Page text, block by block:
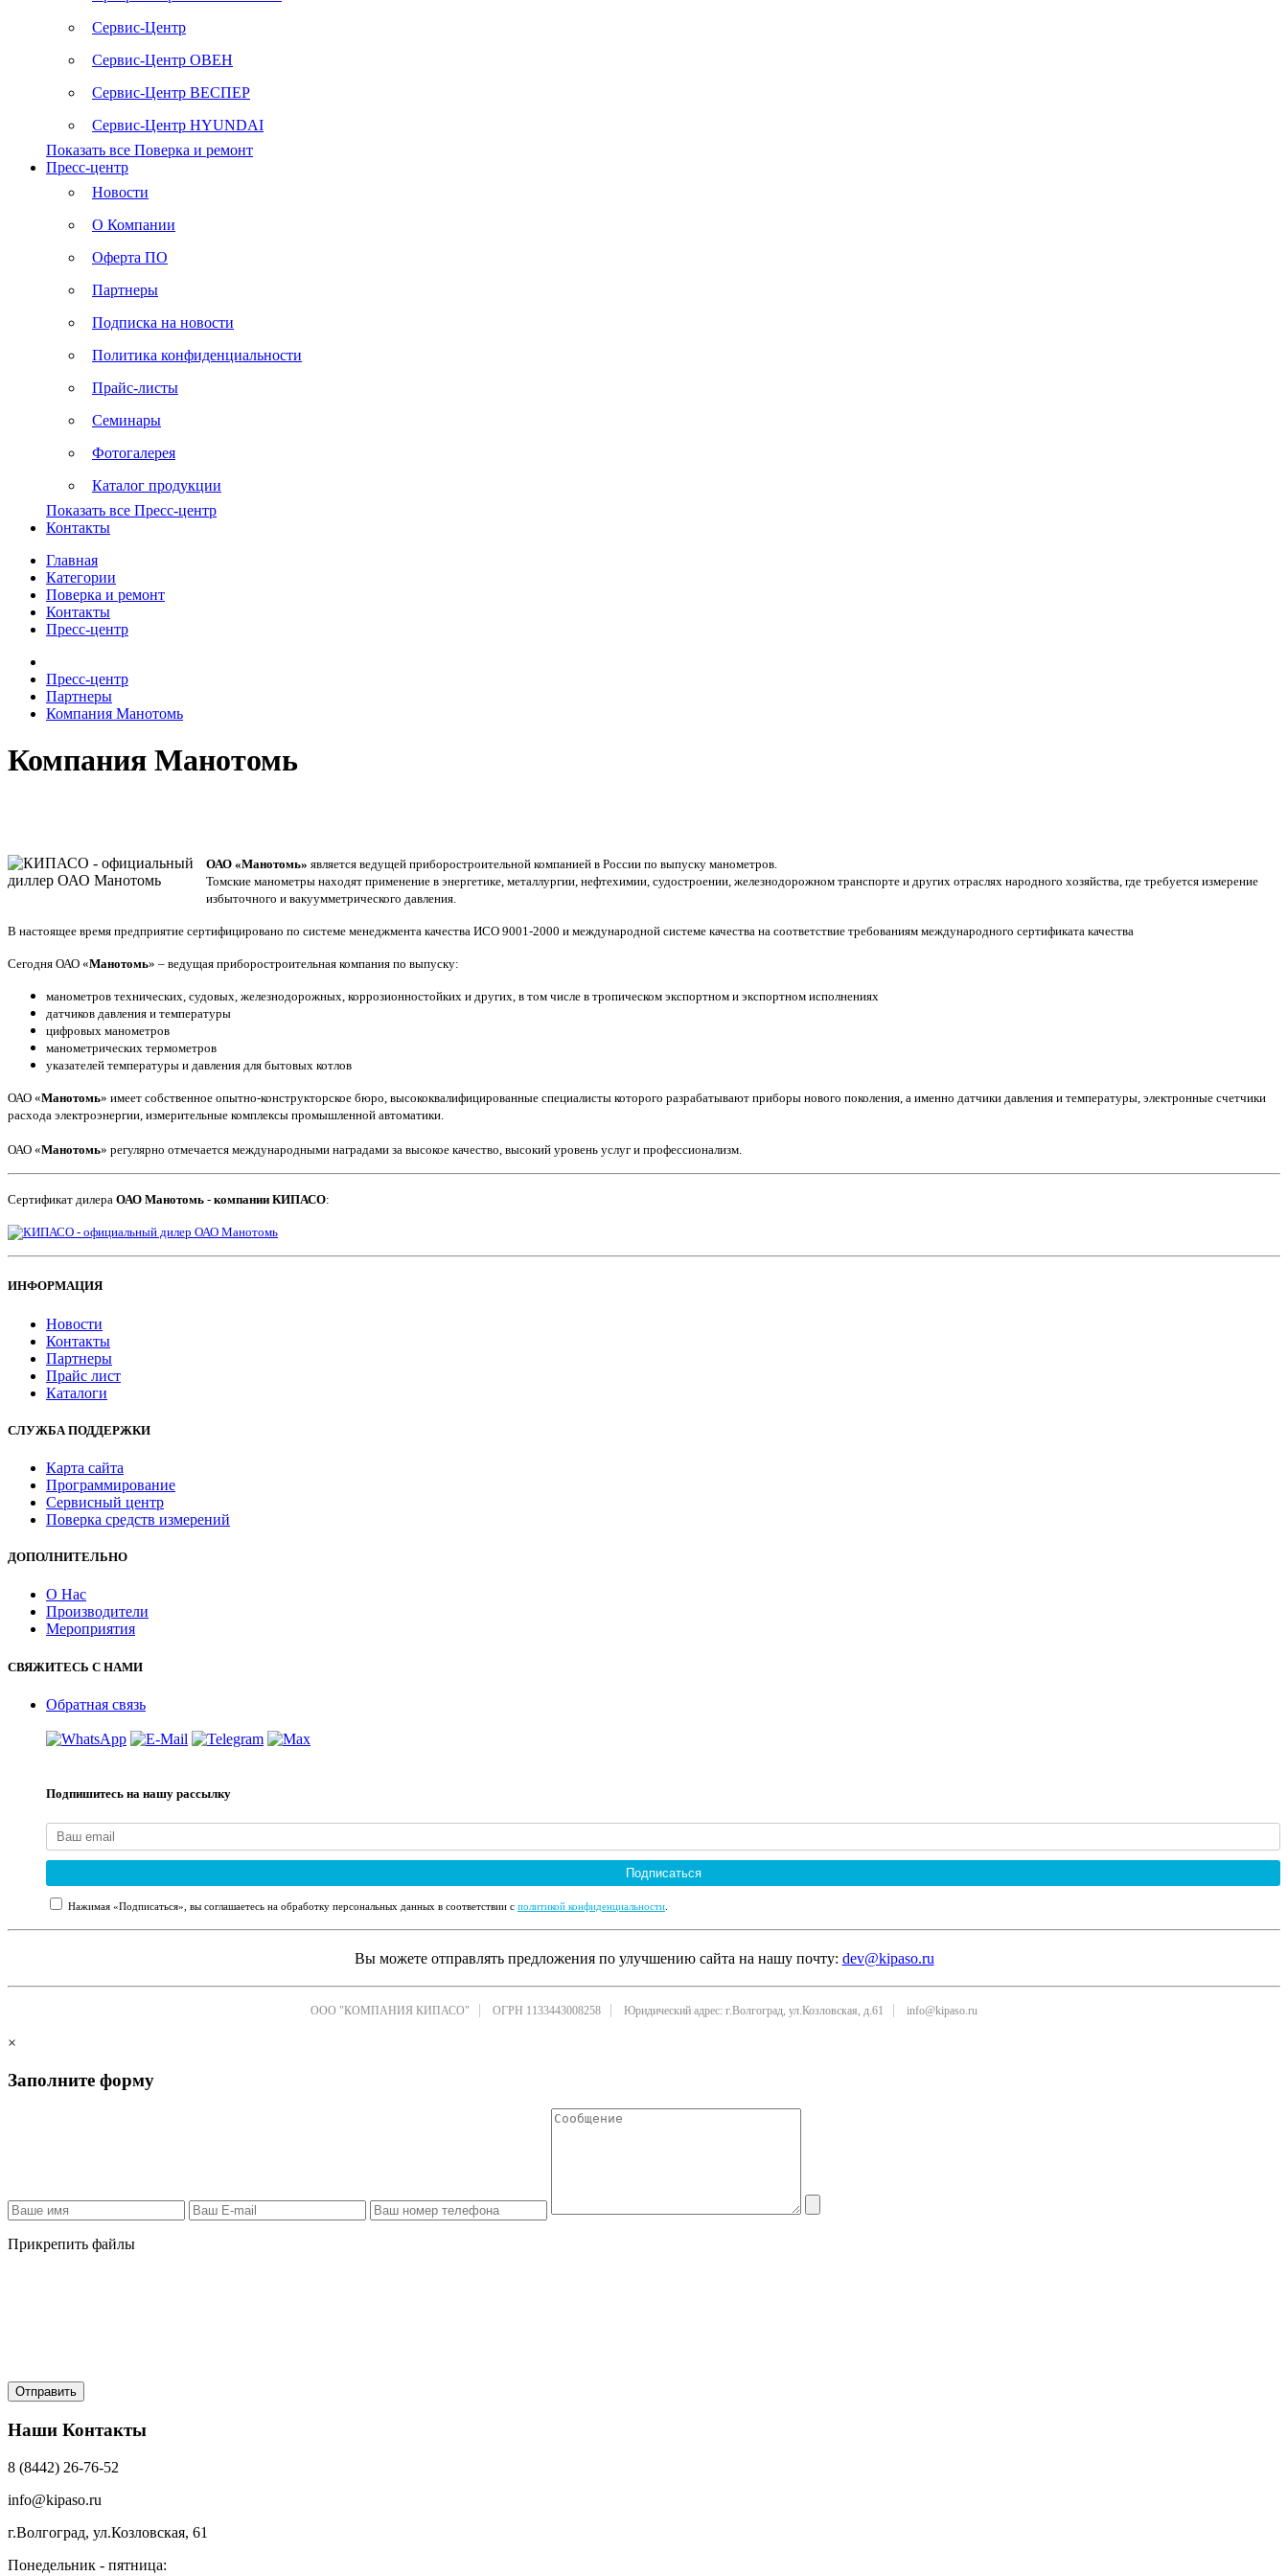
Сервис-Центр
Сервис-Центр ОВЕН
Сервис-Центр ВЕСПЕР
Сервис-Центр HYUNDAI
Показать все Поверка и ремонт
Пресс-центр
Новости
О Компании
Оферта ПО
Партнеры
Подписка на новости
Политика конфиденциальности
Прайс-листы
Семинары
Фотогалерея
Каталог продукции
Показать все Пресс-центр
Контакты
Главная
Категории
Поверка и ремонт
Контакты
Пресс-центр
Пресс-центр
Партнеры
Компания Манотомь
Компания Манотомь
ОАО «Манотомь» является ведущей приборостроительной компанией в России по выпуску манометров.
Томские манометры находят применение в энергетике, металлургии, нефтехимии, судостроении, железнодорожном транспорте и других отраслях народного хозяйства, где требуется измерение
избыточного и вакуумметрического давления.
В настоящее время предприятие сертифицировано по системе менеджмента качества ИСО 9001-2000 и международной системе качества на соответствие требованиям международного сертификата качества
Сегодня ОАО «Манотомь» – ведущая приборостроительная компания по выпуску:
манометров технических, судовых, железнодорожных, коррозионностойких и других, в том числе в тропическом экспортном и экспортном исполнениях
датчиков давления и температуры
цифровых манометров
манометрических термометров
указателей температуры и давления для бытовых котлов
ОАО «Манотомь» имеет собственное опытно-конструкторское бюро, высококвалифицированные специалисты которого разрабатывают приборы нового поколения, а именно датчики давления и температуры, электронные счетчики
расхода электроэнергии, измерительные комплексы промышленной автоматики.
ОАО «Манотомь» регулярно отмечается международными наградами за высокое качество, высокий уровень услуг и профессионализм.
Сертификат дилера ОАО Манотомь - компании КИПАСО:
ИНФОРМАЦИЯ
Новости
Контакты
Партнеры
Прайс лист
Каталоги
СЛУЖБА ПОДДЕРЖКИ
Карта сайта
Программирование
Сервисный центр
Поверка средств измерений
ДОПОЛНИТЕЛЬНО
О Нас
Производители
Мероприятия
СВЯЖИТЕСЬ С НАМИ
Обратная связь
Подпишитесь на нашу рассылку
Подписаться
Нажимая «Подписаться», вы соглашаетесь на обработку персональных данных в соответствии с политикой конфиденциальности
Вы можете отправлять предложения по улучшению сайта на нашу почту: dev@kipaso.ru
ООО "КОМПАНИЯ КИПАСО" ОГРН 1133443008258 Юридический адрес: г.Волгоград, ул.Козловская, д.61 info@kipaso.ru
×
Заполните форму
Прикрепить файлы
Наши Контакты
8 (8442) 26-76-52
info@kipaso.ru
г.Волгоград, ул.Козловская, 61
Понедельник - пятница: